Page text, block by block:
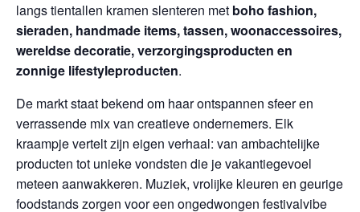
langs tientallen kramen slenteren met boho fashion,
sieraden, handmade items, tassen, woonaccessoires,
wereldse decoratie, verzorgingsproducten en
zonnige lifestyleproducten.
De markt staat bekend om haar ontspannen sfeer en
verrassende mix van creatieve ondernemers. Elk
kraampje vertelt zijn eigen verhaal: van ambachtelijke
producten tot unieke vondsten die je vakantiegevoel
meteen aanwakkeren. Muziek, vrolijke kleuren en geurige
foodstands zorgen voor een ongedwongen festivalvibe